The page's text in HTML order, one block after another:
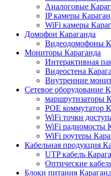
Аналоговые
IP камеры
WiFi камеры
Домофон Караганда
Видеодомофоны
Мониторы Караганда
Интерактивная
Видеостена
Внутренние
Сетевое оборудование
маршрутизаторы
POE коммутатор
WiFi точки
WiFi радиомосты
WiFi роутеры
Кабельная продукция
UTP кабель
Оптические
Блоки питания